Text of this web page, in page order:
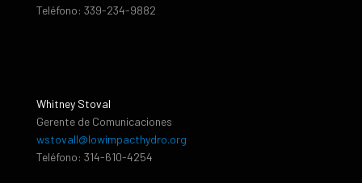
Teléfono: 339-234-9882
Whitney Stoval
Gerente de Comunicaciones
wstovall@lowimpacthydro.org
Teléfono: 314-610-4254